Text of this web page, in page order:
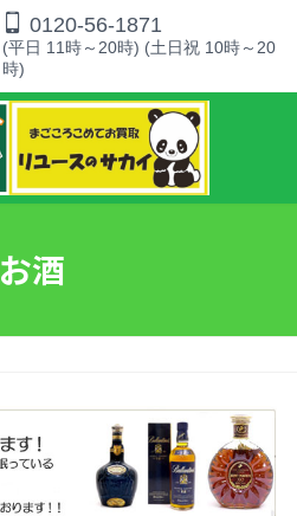
0120-56-1871
(平日 11時～20時) (土日祝 10時～20
時)
お酒